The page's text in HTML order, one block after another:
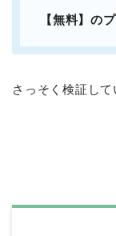
【無料】の
さっそく検証して